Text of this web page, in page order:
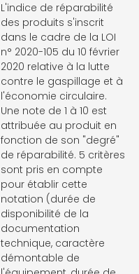
L'indice de réparabilité
des produits s'inscrit
dans le cadre de la LOI
n° 2020-105 du 10 février
2020 relative à la lutte
contre le gaspillage et à
l'économie circulaire.
Une note de 1 à 10 est
attribuée au produit en
fonction de son "degré"
de réparabilité. 5 critères
sont pris en compte
pour établir cette
notation (durée de
disponibilité de la
documentation
technique, caractère
démontable de